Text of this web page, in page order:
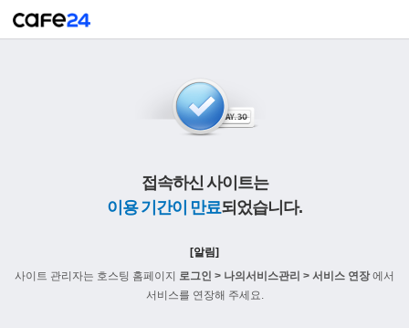
접속하신 사이트는
이용 기간이 만료되었습니다.
[알림]
사이트 관리자는 호스팅 홈페이지 로그인 > 나의서비스관리 > 서비스 연장에서
서비스를 연장해 주세요.